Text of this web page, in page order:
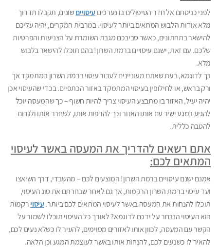
לפני כניסתם אל חדר הטיפולים בו נערכים עיסוייםשונים, תקבלו תדרוך
מלא אודות הלבוש המתאים ביותר לעיסוי. במרבית המקרים, יהיה עליכם
להישאר בתחתונים, כאשר סביבכם מגבת השומרת על הצניעות והפרטיות
שלכם. עם זאת, ישנם עיסויים ברמת השרון! בהם תוכלו להישאר בלבוש
מלא.
כך לדוגמא, בעת שאתם מעוניינים לעבור עיסוי ברמת השרון המתמקד אך
ורק בראש, או לחילופין בעיסוי המתמקד באזור הכתפיים. בכדי שהעיסוי אכן
יהיה יעיל, האזור בו מתבצע העיסוי צריך להיות חשוף – כך שהמעסה יוכל
להגיע במגע ישיר עם אותו האזור וכך להרפות אותו, לשחרר אותו ולגרום
להטבה כללית.
אתם רשאים להדריך את המעסה באשר לעיסוי
המתאים לכם:
אמנם ישנם עיסויים ברמת השרון! המוצעים לכם – מהשבדי, דרך השיאצו
ועד עיסוי ברמת השרון הרקמות, אך גם לאחר שבחרתם את סוג העיסוי,
תוכלו להנחות את המעסה באשר לעיסוי המתאים לכם ביותר. עיסוי רקמות
הוא העיסוי הנבחר על ידכם לדוגמא? לאורך כל העיסוי תוכלו לשמור על
הקשר עם המעסה, לכוון אותו לאזורים מסוימים, להעיר לו כשלא נעים לכם,
להאיר לו כשנעים לכם, להנחות אותו באשר לעוצמת המגע וכן הלאה.